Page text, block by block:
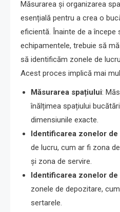
Măsurarea și organizarea
esențială pentru a crea o
eficientă. Înainte de a începe
echipamentele, trebuie să
să identificăm zonele de
Acest proces implică mai
Măsurarea spațiului:
înălțimea spațiului
dimensiunile exacte.
Identificarea zonelor
de lucru, cum ar fi zona
și zona de servire.
Identificarea zonelor
zonele de depozitare,
sertarele.